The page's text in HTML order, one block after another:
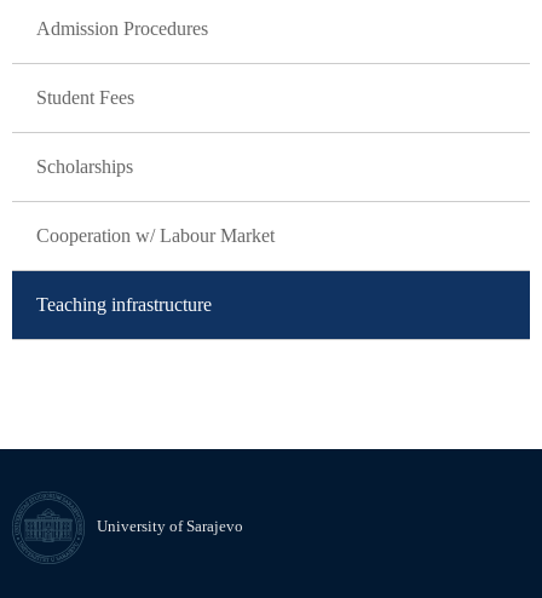
Admission Procedures
Student Fees
Scholarships
Cooperation w/ Labour Market
Teaching infrastructure
University of Sarajevo